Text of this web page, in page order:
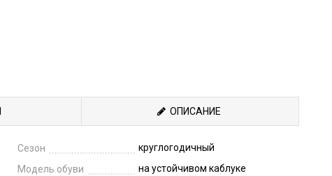
ОПИСАНИЕ
Сезон
круглогодичный
Модель обуви
на устойчивом каблуке